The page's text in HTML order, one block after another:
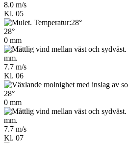
8.0 m/s
Kl. 05
28°
0 mm
7.7 m/s
Kl. 06
28°
0 mm
7.7 m/s
Kl. 07